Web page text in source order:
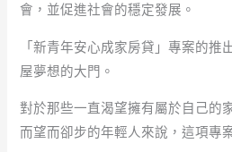
會，並促進社會的穩定發展。
「新青年安心成家房貸」專案的推
屋夢想的大門。
對於那些一直渴望擁有屬於自己的
而望而卻步的年輕人來說，這項專